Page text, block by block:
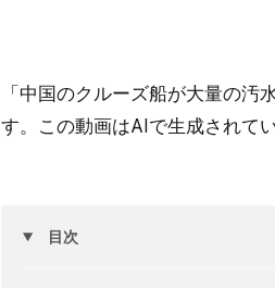
「中国のクルーズ船が大量の
す。この動画はAIで生成されてい
目次